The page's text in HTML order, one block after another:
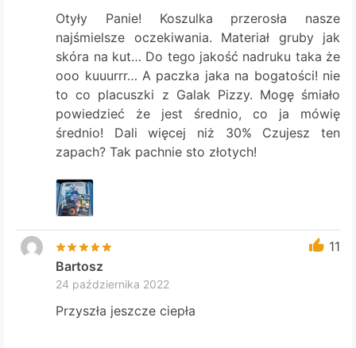
Otyły Panie! Koszulka przerosła nasze
najśmielsze oczekiwania. Materiał gruby jak
skóra na kut… Do tego jakość nadruku taka że
ooo kuuurrr… A paczka jaka na bogatości! nie
to co placuszki z Galak Pizzy. Mogę śmiało
powiedzieć że jest średnio, co ja mówię
średnio! Dali więcej niż 30% Czujesz ten
zapach? Tak pachnie sto złotych!
11
Bartosz
24 października 2022
Przyszła jeszcze ciepła